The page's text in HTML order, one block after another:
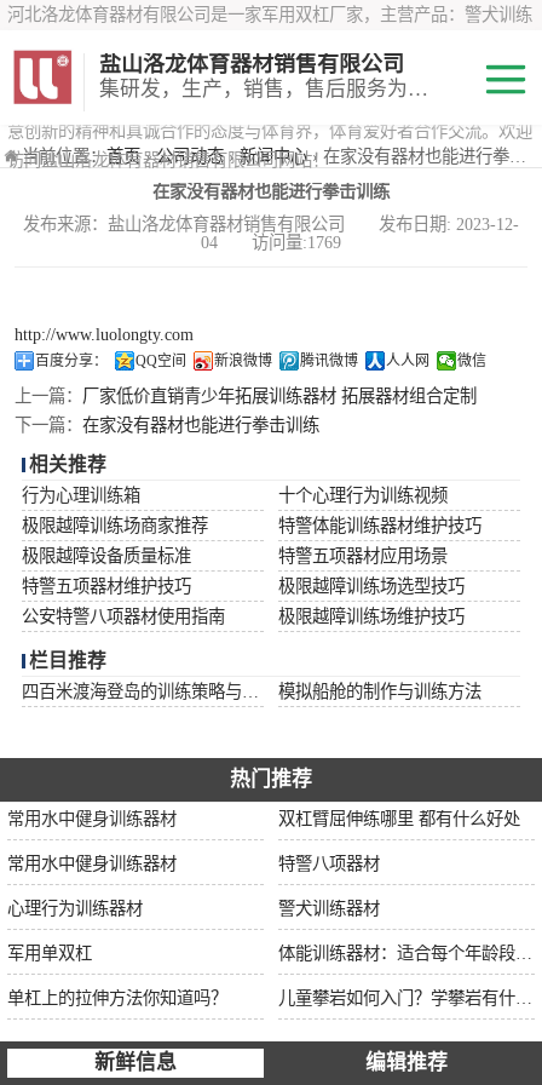
河北洛龙体育器材有限公司是一家军用双杠厂家，主营产品：警犬训练
*训练器材、400米障碍器材、军用单杠、军用双杠、军犬训练器材等训
练器材，咨询攀岩墙价格？在线咨询客服，公司以顾客至上的原则，锐
意创新的精神和真诚合作的态度与体育界，体育爱好者合作交流。欢迎
访问盐山洛龙体育器材销售有限公司网站！
盐山洛龙体育器材销售有限公司
集研发，生产，销售，售后服务为一体
当前位置：首页›公司动态›新闻中心› 在家没有器材也能进行拳击训练
在家没有器材也能进行拳击训练
发布来源：盐山洛龙体育器材销售有限公司 发布日期: 2023-12-
04 访问量:1769
http://www.luolongty.com
百度分享： QQ空间 新浪微博 腾讯微博 人人网 微信
上一篇： 厂家低价直销青少年拓展训练器材 拓展器材组合定制
下一篇： 在家没有器材也能进行拳击训练
相关推荐
行为心理训练箱
十个心理行为训练视频
极限越障训练场商家推荐
特警体能训练器材维护技巧
极限越障设备质量标准
特警五项器材应用场景
特警五项器材维护技巧
极限越障训练场选型技巧
公安特警八项器材使用指南
极限越障训练场维护技巧
栏目推荐
模拟船舱的制作与训练方法
热门推荐
常用水中健身训练器材 双杠臂屈伸练哪里 都有什么好处
常用水中健身训练器材 特警八项器材
心理行为训练器材 警犬训练器材
军用单双杠
单杠上的拉伸方法你知道吗？
新鲜信息 编辑推荐
200米障碍器材
心理行为训练器
警犬训练器材
军用单双杠
400米障碍器材